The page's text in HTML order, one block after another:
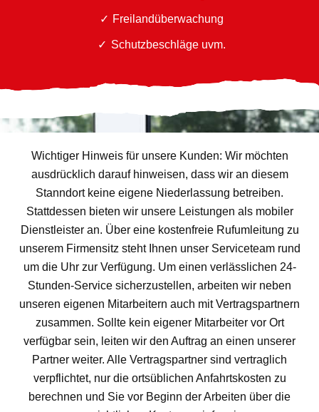
Freilandüberwachung
Schutzbeschläge uvm.
Wichtiger Hinweis für unsere Kunden: Wir möchten
ausdrücklich darauf hinweisen, dass wir an diesem
Stanndort keine eigene Niederlassung betreiben.
Stattdessen bieten wir unsere Leistungen als mobiler
Dienstleister an. Über eine kostenfreie Rufumleitung zu
unserem Firmensitz steht Ihnen unser Serviceteam rund
um die Uhr zur Verfügung. Um einen verlässlichen 24-
Stunden-Service sicherzustellen, arbeiten wir neben
unseren eigenen Mitarbeitern auch mit Vertragspartnern
zusammen. Sollte kein eigener Mitarbeiter vor Ort
verfügbar sein, leiten wir den Auftrag an einen unserer
Partner weiter. Alle Vertragspartner sind vertraglich
verpflichtet, nur die ortsüblichen Anfahrtskosten zu
berechnen und Sie vor Beginn der Arbeiten über die